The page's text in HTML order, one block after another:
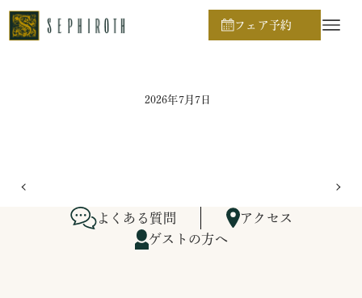
フェア予約
ホーム
2026年7月7日
よくある質問
アクセス
ゲストの方へ